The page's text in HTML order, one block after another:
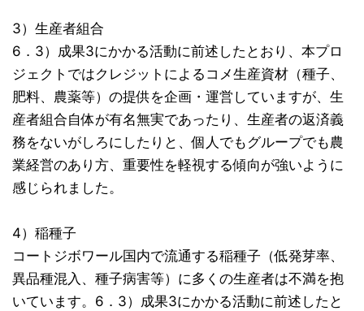
3）生産者組合
6．3）成果3にかかる活動に前述したとおり、本プロ
ジェクトではクレジットによるコメ生産資材（種子、
肥料、農薬等）の提供を企画・運営していますが、生
産者組合自体が有名無実であったり、生産者の返済義
務をないがしろにしたりと、個人でもグループでも農
業経営のあり方、重要性を軽視する傾向が強いように
感じられました。
4）稲種子
コートジボワール国内で流通する稲種子（低発芽率、
異品種混入、種子病害等）に多くの生産者は不満を抱
いています。6．3）成果3にかかる活動に前述したと